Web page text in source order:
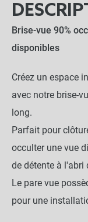
Brise-vue 90%
disponibles
Créez un espace
avec notre brise-
long.
Parfait pour
occulter une vue
de détente à l'abri
Le pare vue
pour une